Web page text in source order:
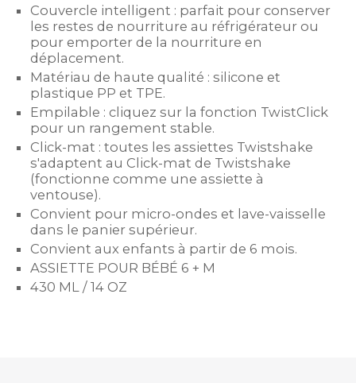
Couvercle intelligent : parfait pour conserver
les restes de nourriture au réfrigérateur ou
pour emporter de la nourriture en
déplacement.
Matériau de haute qualité : silicone et
plastique PP et TPE.
Empilable : cliquez sur la fonction TwistClick
pour un rangement stable.
Click-mat : toutes les assiettes Twistshake
s'adaptent au Click-mat de Twistshake
(fonctionne comme une assiette à
ventouse).
Convient pour micro-ondes et lave-vaisselle
dans le panier supérieur.
Convient aux enfants à partir de 6 mois.
ASSIETTE POUR BÉBÉ 6 + M
430 ML / 14 OZ